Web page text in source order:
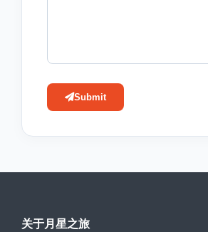
Submit
关于月星之旅